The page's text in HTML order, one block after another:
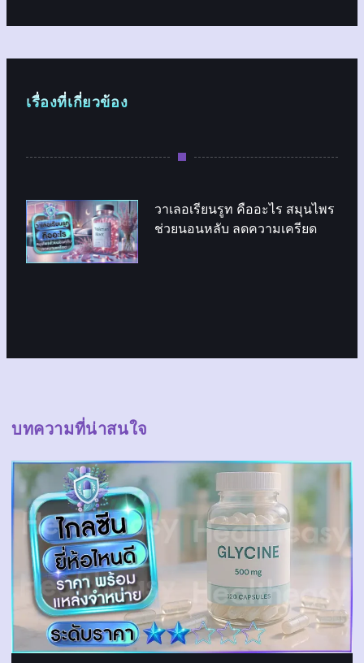
เรื่องที่เกี่ยวข้อง
วาเลอเรียนรูท คืออะไร สมุนไพร
ช่วยนอนหลับ ลดความเครียด
บทความที่น่าสนใจ